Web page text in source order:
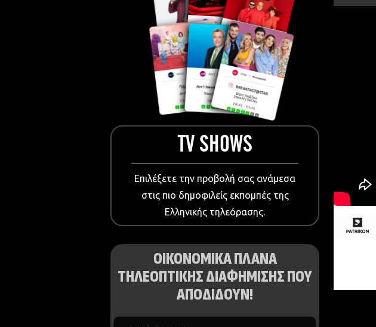
Dissemination material
Medical & Pharmaceutical
VIDEO Projections
Kids content
TV SHOWS
Επιλέξετε την προβολή σας ανάμεσα
στις πιο δημοφιλείς εκπομπές της
Ελληνικής τηλεόρασης.
ΟΙΚΟΝΟΜΙΚΑ ΠΛΑΝΑ
ΤΗΛΕΟΠΤΙΚΗΣ ΔΙΑΦΗΜΙΣΗΣ ΠΟΥ
ΑΠΟΔΙΔΟΥΝ!